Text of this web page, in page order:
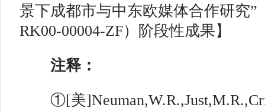
景下成都市与中东欧媒体合作研究”
RK00-00004-ZF）阶段性成果】
注释：
①[美